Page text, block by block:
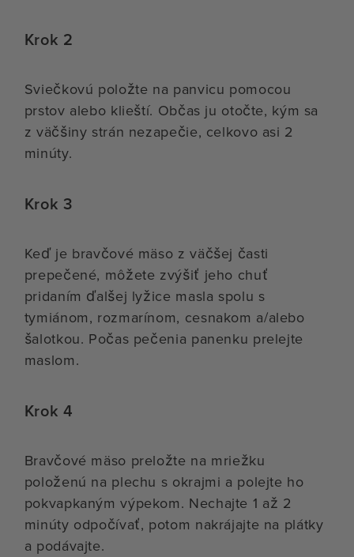
Krok 2
Sviečkovú položte na panvicu pomocou
prstov alebo klieští. Občas ju otočte, kým sa
z väčšiny strán nezapečie, celkovo asi 2
minúty.
Krok 3
Keď je bravčové mäso z väčšej časti
prepečené, môžete zvýšiť jeho chuť
pridaním ďalšej lyžice masla spolu s
tymiánom, rozmarínom, cesnakom a/alebo
šalotkou. Počas pečenia panenku prelejte
maslom.
Krok 4
Bravčové mäso preložte na mriežku
položenú na plechu s okrajmi a polejte ho
pokvapkaným výpekom. Nechajte 1 až 2
minúty odpočívať, potom nakrájajte na plátky
a podávajte.